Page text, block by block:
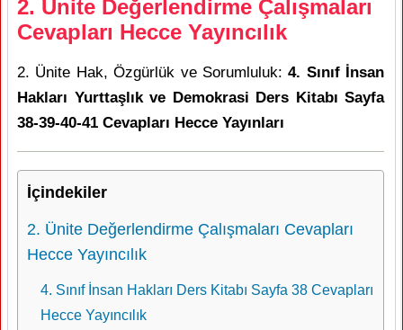
2. Ünite Değerlendirme Çalışmaları
Cevapları Hecce Yayıncılık
2. Ünite Hak, Özgürlük ve Sorumluluk:4. Sınıf İnsan
Hakları Yurttaşlık ve Demokrasi Ders Kitabı Sayfa
38-39-40-41 Cevapları Hecce Yayınları
İçindekiler
2. Ünite Değerlendirme Çalışmaları Cevapları
Hecce Yayıncılık
4. Sınıf İnsan Hakları Ders Kitabı Sayfa 38 Cevapları
Hecce Yayıncılık